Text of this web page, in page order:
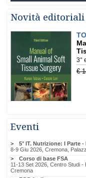
Novità editoriali
Eventi